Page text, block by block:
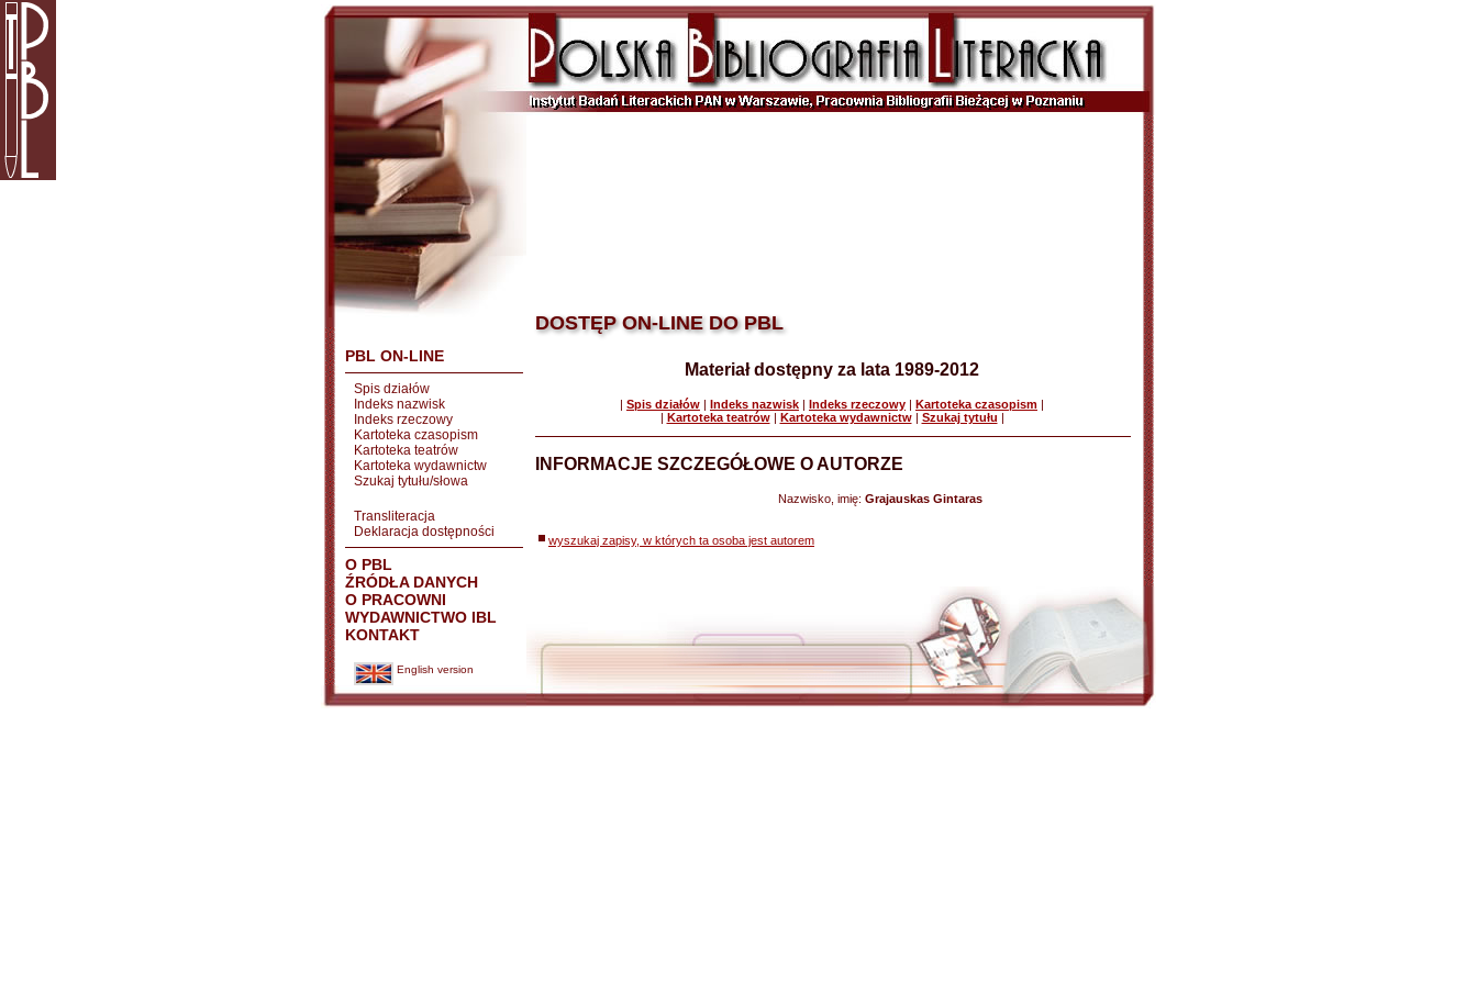
PBL ON-LINE
Spis działów
Indeks nazwisk
Indeks rzeczowy
Kartoteka czasopism
Kartoteka teatrów
Kartoteka wydawnictw
Szukaj tytułu/słowa
Transliteracja
Deklaracja dostępności
O PBL
ŹRÓDŁA DANYCH
O PRACOWNI
WYDAWNICTWO IBL
KONTAKT
English version
DOSTĘP ON-LINE DO PBL
Materiał dostępny za lata 1989-2012
| Spis działów | Indeks nazwisk | Indeks rzeczowy | Kartoteka czasopism |
| Kartoteka teatrów| Kartoteka wydawnictw| Szukaj tytułu |
INFORMACJE SZCZEGÓŁOWE O AUTORZE
Nazwisko, imię: Grajauskas Gintaras
wyszukaj zapisy, w których ta osoba jest autorem